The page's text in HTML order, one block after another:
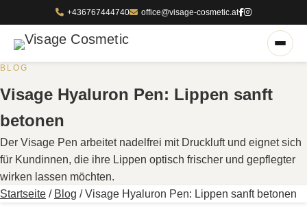
+436767444740 office@visage-cosmetic.at
BLOG
Visage Hyaluron Pen: Lippen sanft
betonen
Der Visage Pen arbeitet nadelfrei mit Druckluft und eignet sich
für Kundinnen, die ihre Lippen optisch frischer und gepflegter
wirken lassen möchten.
Startseite / Blog / Visage Hyaluron Pen: Lippen sanft betonen